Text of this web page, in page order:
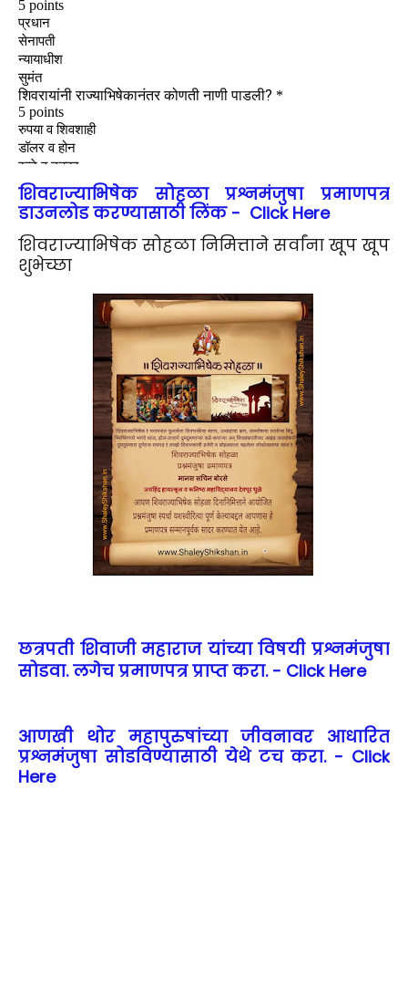
शिवराज्याभिषेक सोहळा प्रश्नमंजुषा प्रमाणपत्र
डाउनलोड करण्यासाठी लिंक - Click Here
शिवराज्याभिषेक सोहळा निमित्ताने सर्वांना खूप खूप
शुभेच्छा
छत्रपती शिवाजी महाराज यांच्या विषयी प्रश्नमंजुषा
सोडवा. लगेच प्रमाणपत्र प्राप्त करा. - Click Here
आणखी थोर महापुरुषांच्या जीवनावर आधारित
प्रश्नमंजुषा सोडविण्यासाठी येथे टच करा. - Click
Here